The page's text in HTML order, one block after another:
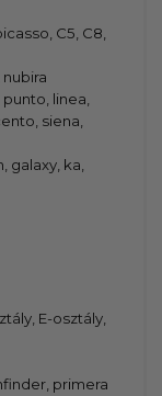
C5, C8,
linea,
siena,
galaxy, ka,
E-osztály,
primera